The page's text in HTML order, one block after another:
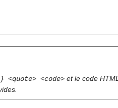
<code> et le code HTML